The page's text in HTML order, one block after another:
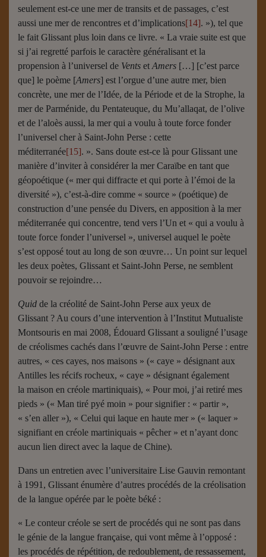
seulement est-ce une mer de transits et de passages, c’est
aussi une mer de rencontres et d’implications[14]. »), tel que
le fait Glissant plus loin dans ce livre. « La vraie suite est que
si j’ai regretté parfois le caractère généralisant et la
propension à l’universel de Vents et Amers […] [c’est parce
que] le poème [Amers] est l’orgue d’une autre mer, bien
concrète, une mer de l’Idée, de la Période et de la Strophe, la
mer de Parménide, du Pentateuque, du Mu’allaqat, de l’olive
et de l’aloès aussi, la mer qui a voulu à toute force fonder
l’universel cher à Saint-John Perse : cette
méditerranée[15]. ». Sans doute est-ce là pour Glissant une
manière d’inviter à considérer la mer Caraïbe en tant que
géopoétique (« mer qui diffracte et qui porte à l’émoi de la
diversité »), c’est-à-dire comme « source » (poétique) de
construction d’une pensée du Divers, en apposition à la mer
méditerranée qui concentre, tend vers l’Un et « qui a voulu à
toute force fonder l’universel », universel auquel le poète
s’est opposé tout au long de son œuvre… Un point sur lequel
les deux poètes, Glissant et Saint-John Perse, ne semblent
pouvoir se rejoindre…
Quid de la créolité de Saint-John Perse aux yeux de
Glissant ? Au cours d’une intervention à l’Institut Mutualiste
Montsouris en mai 2008, Édouard Glissant a souligné l’usage
de créolismes cachés dans l’œuvre de Saint-John Perse : entre
autres, « ces cayes, nos maisons » (« caye » désignant aux
Antilles les récifs rocheux, « caye » désignant également
la maison en créole martiniquais), « Pour moi, j’ai retiré mes
pieds » (« Man tiré pyé moin » pour signifier : « partir »,
« s’en aller »), « Celui qui laque en haute mer » (« laquer »
signifiant en créole martiniquais « pêcher » et n’ayant donc
aucun lien direct avec la laque de Chine).
Dans un entretien avec l’universitaire Lise Gauvin remontant
à 1991, Glissant énumère d’autres procédés de la créolisation
de la langue opérée par le poète béké :
« Le conteur créole se sert de procédés qui ne sont pas dans
le génie de la langue française, qui vont même à l’opposé :
les procédés de répétition, de redoublement, de ressassement,